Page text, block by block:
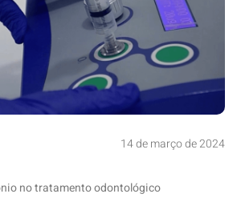
14 de março de 2024
no tratamento odontológico